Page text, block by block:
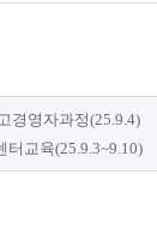
경영자과정(25.9.4)
터교육(25.9.3~9.10)